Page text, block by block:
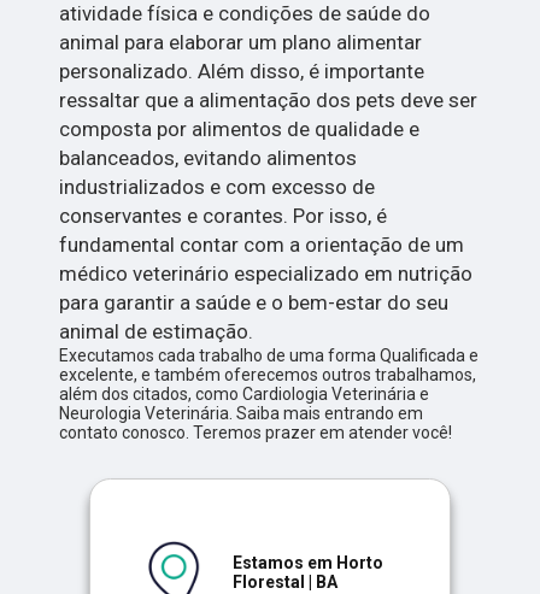
atividade física e condições de saúde do
animal para elaborar um plano alimentar
personalizado. Além disso, é importante
ressaltar que a alimentação dos pets deve ser
composta por alimentos de qualidade e
balanceados, evitando alimentos
industrializados e com excesso de
conservantes e corantes. Por isso, é
fundamental contar com a orientação de um
médico veterinário especializado em nutrição
para garantir a saúde e o bem-estar do seu
animal de estimação.
Executamos cada trabalho de uma forma Qualificada e
excelente, e também oferecemos outros trabalhamos,
além dos citados, como Cardiologia Veterinária e
Neurologia Veterinária. Saiba mais entrando em
contato conosco. Teremos prazer em atender você!
Estamos em Horto
Florestal | BA